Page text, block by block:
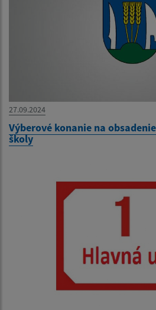
27.09.2024
Výberové konanie na
školy